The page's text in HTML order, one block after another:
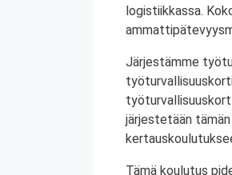
logistiikkassa.
Järjestämme
järjestetään
Tämä koulutus